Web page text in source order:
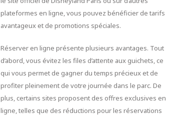
plateformes en ligne, vous pouvez bénéficier de tarifs
avantageux et de promotions spéciales.
Réserver en ligne présente plusieurs avantages. Tout
d’abord, vous évitez les files d’attente aux guichets, ce
qui vous permet de gagner du temps précieux et de
profiter pleinement de votre journée dans le parc. De
plus, certains sites proposent des offres exclusives en
ligne, telles que des réductions pour les réservations